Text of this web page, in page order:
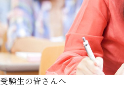
受験生の皆さんへ